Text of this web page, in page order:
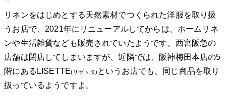
リネンをはじめとする天然素材でつくられた洋服を取り扱
うお店で、2021年にリニューアルしてからは、ホームリネ
ンや生活雑貨なども販売されていたようです。西宮阪急の
店舗は閉店してしまいますが、近隣では、阪神梅田本店の5
階にあるLISETTE(リゼッタ) というお店でも、同じ商品を取り
扱っているようですよ。